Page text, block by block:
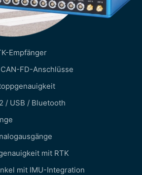
Empfänger
FD-Anschlüsse
/ USB / Bluetooth
mit RTK
mit IMU-Integration